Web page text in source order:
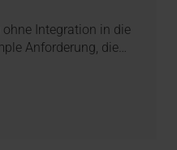
Integration in die
Anforderung, die…